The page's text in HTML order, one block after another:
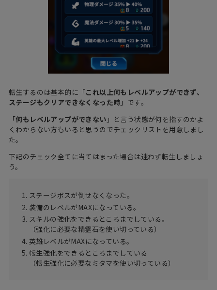
転生するのは基本的に「これ以上何もレベルアップができず、
ステージもクリアできなくなった時 」です。
「何もレベルアップができない 」と言う状態が何を指すのかよ
くわからない方もいると思うのでチェックリストを用意しまし
た。
下記のチェック全てに当てはまった場合は迷わず転生しましょ
う。
ステージボスが倒せなくなった。
装備のレベルがMAXになっている。
スキルの強化をできるところまでしている。
（強化に必要な精霊石を使い切っている）
英雄レベルがMAXになっている。
転生強化をできるところまでしている
（転生強化に必要なミタマを使い切っている）